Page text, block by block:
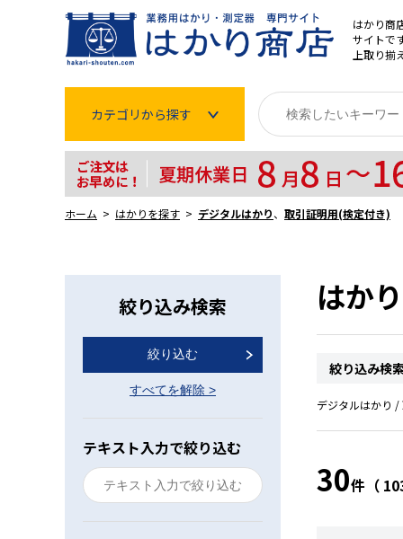
はかり商
サイトで
上取り揃
カテゴリから探す
はかり
分銅
タイマー
長さ測定器
濃度・環境測定
色々な計測器
レベル・勾配測定
オプション
ホーム はかりを探す デジタルはかり、 取引証明用(検定付き)
絞り込み検索
絞り込む
すべてを解除 >
テキスト入力で絞り込む
はかり
絞り込み検
デジタルはかり
30件（